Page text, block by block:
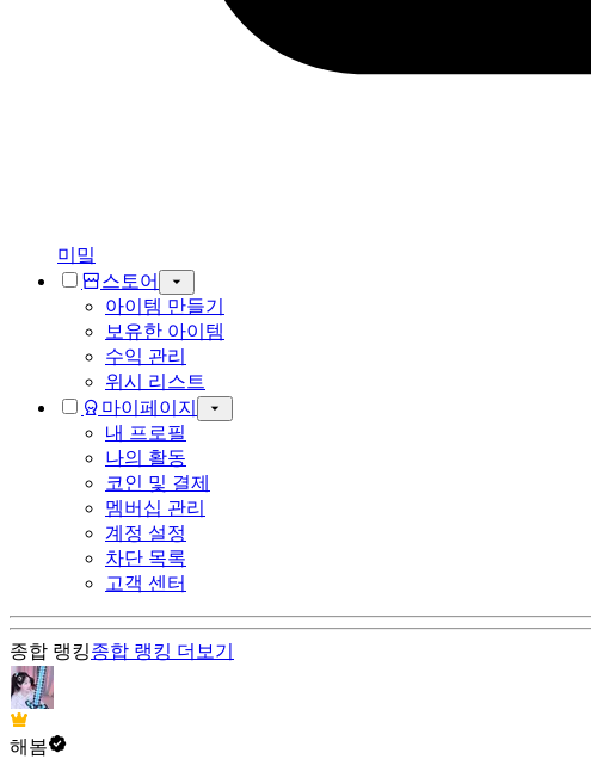
미밐
스토어
아이템 만들기
보유한 아이템
수익 관리
위시 리스트
마이페이지
내 프로필
나의 활동
코인 및 결제
멤버십 관리
계정 설정
차단 목록
고객 센터
종합 랭킹종합 랭킹 더보기
해봄